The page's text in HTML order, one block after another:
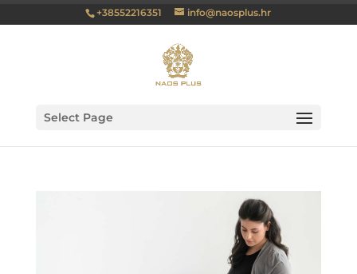
+38552216351 info@naosplus.hr
Select Page